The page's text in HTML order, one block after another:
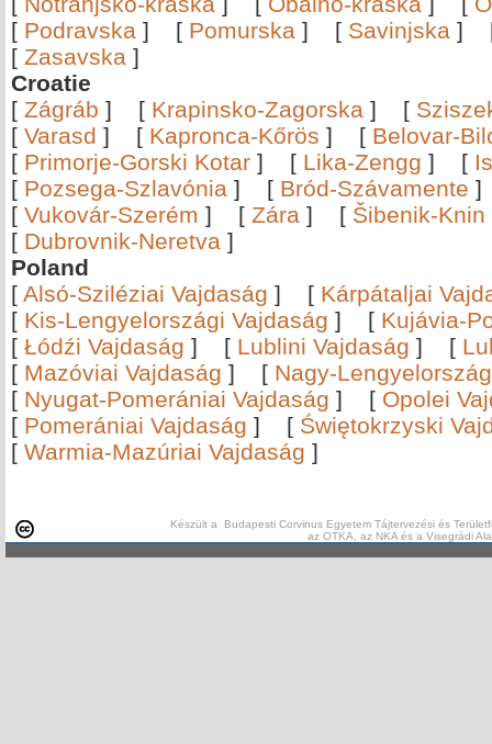
[ Podravska ] [ Pomurska ] [ Savinjska ]
[ Zasavska ]
Croatie
[ Zágráb ] [ Krapinsko-Zagorska ] [
[ Varasd ] [ Kapronca-Kőrös ] [ Belovar-
[ Primorje-Gorski Kotar ] [ Lika-Zengg ] [
[ Pozsega-Szlavónia ] [ Bród-Szávamente
[ Vukovár-Szerém ] [ Zára ] [ Šibenik-Knin
[ Dubrovnik-Neretva ]
Poland
[ Alsó-Sziléziai Vajdaság ] [ Kárpátaljai
[ Kis-Lengyelországi Vajdaság ] [ Kujávia-
[ Łódźi Vajdaság ] [ Lublini Vajdaság ] [
[ Mazóviai Vajdaság ] [ Nagy-
[ Nyugat-Pomerániai Vajdaság ] [ Opolei
[ Pomerániai Vajdaság ] [ Świętokrzyski
[ Warmia-Mazúriai Vajdaság ]
Készült a Budapesti Corvinus Egyetem Tájtervezési és
az OTKA, az NKA és a Visegrádi